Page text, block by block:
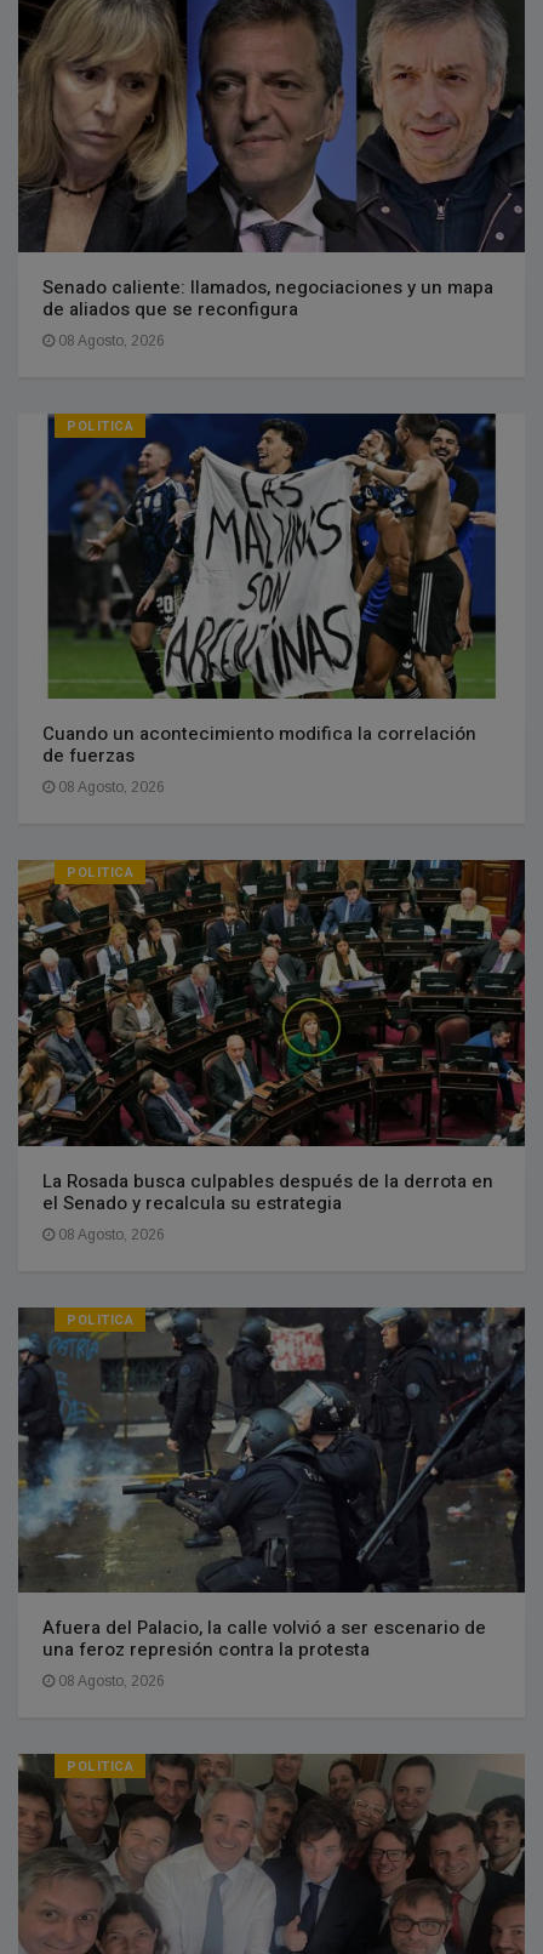
Senado caliente: llamados, negociaciones y un mapa
de aliados que se reconfigura
08 Agosto, 2026
POLITICA
Cuando un acontecimiento modifica la correlación
de fuerzas
08 Agosto, 2026
POLITICA
La Rosada busca culpables después de la derrota en
el Senado y recalcula su estrategia
08 Agosto, 2026
POLITICA
Afuera del Palacio, la calle volvió a ser escenario de
una feroz represión contra la protesta
08 Agosto, 2026
POLITICA